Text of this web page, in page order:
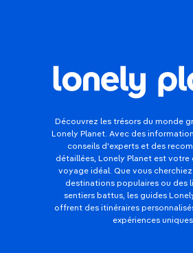
Découvrez les trésors du monde
Lonely Planet. Avec des
conseils d'experts et des
détaillées, Lonely Planet est
voyage idéal. Que vous
destinations populaires ou des
sentiers battus, les guides
offrent des itinéraires
expériences